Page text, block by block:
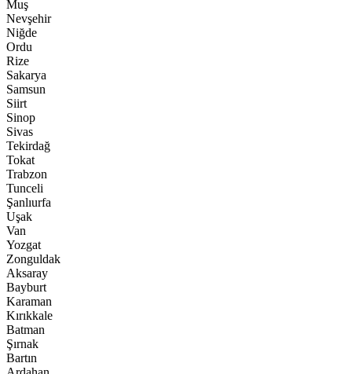
Muş
Nevşehir
Niğde
Ordu
Rize
Sakarya
Samsun
Siirt
Sinop
Sivas
Tekirdağ
Tokat
Trabzon
Tunceli
Şanlıurfa
Uşak
Van
Yozgat
Zonguldak
Aksaray
Bayburt
Karaman
Kırıkkale
Batman
Şırnak
Bartın